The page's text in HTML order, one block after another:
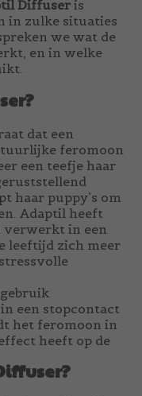
Diffuser is
in zulke situaties
we wat de
en in welke
dat een
feromoon
een teefje haar
haar puppy’s om
Adaptil heeft
verwerkt in een
leeftijd zich meer
een stopcontact
het feromoon in
heeft op de